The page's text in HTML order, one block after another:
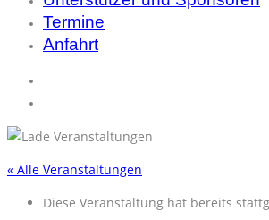
Termine
Anfahrt
« Alle Veranstaltungen
Diese Veranstaltung hat bereits